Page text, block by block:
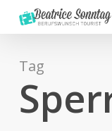
content
Tag